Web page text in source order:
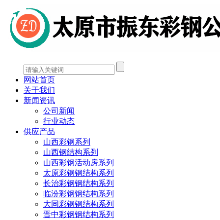
网站首页
关于我们
新闻资讯
公司新闻
行业动态
供应产品
山西彩钢系列
山西钢结构系列
山西彩钢活动房系列
太原彩钢钢结构系列
长治彩钢钢结构系列
临汾彩钢钢结构系列
大同彩钢钢结构系列
晋中彩钢钢结构系列